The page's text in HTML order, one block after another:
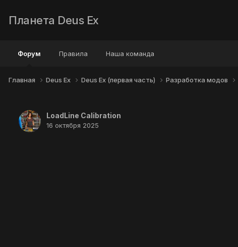
Планета Deus Ex
Форум Правила Наша команда
Главная Deus Ex Deus Ex (первая часть) Разработка модов
LoadLine Calibration
16 октября 2025